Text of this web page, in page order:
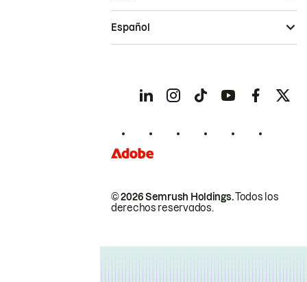
© 2026 Semrush Holdings.Todos los
derechos reservados.
Español